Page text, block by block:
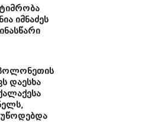
იმნაძეს
დაესხა